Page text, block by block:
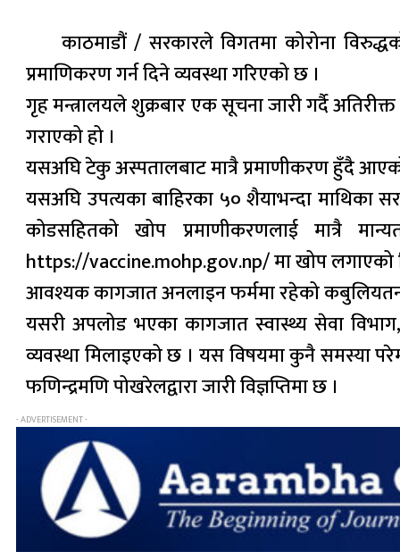
काठमाडौं / सरकारले विगतमा कोरोना
प्रमाणिकरण गर्न दिने व्यवस्था गरिएको छ ।
गृह मन्त्रालयले शुक्रबार एक सूचना जारी गर्दै
गराएको हो ।
यसअघि टेकु अस्पतालबाट मात्रै प्रमाणीकरण हुँदै
यसअघि उपत्यका बाहिरका ५० शैयाभन्दा
कोडसहितको खोप प्रमाणीकरणलाई मात्रै
https://vaccine.mohp.gov.np/ मा खोप लगाएको
आवश्यक कागजात अनलाइन फर्ममा रहेको
यसरी अपलोड भएका कागजात स्वास्थ्य सेवा
व्यवस्था मिलाइएको छ । यस विषयमा कुनै समस्या
फणिन्द्रमणि पोखरेलद्वारा जारी विज्ञप्तिमा छ ।
- ADVERTISEMENT -